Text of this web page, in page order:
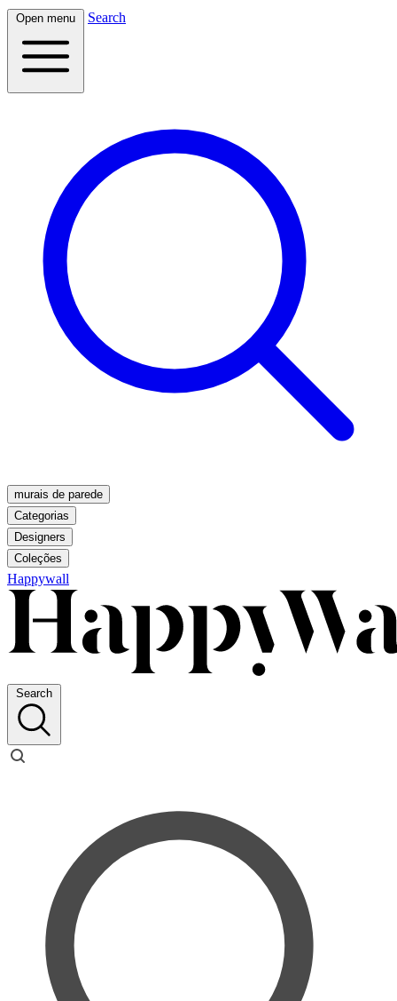
Open menu Search
murais de parede
Categorias
Designers
Coleções
Happywall
Search